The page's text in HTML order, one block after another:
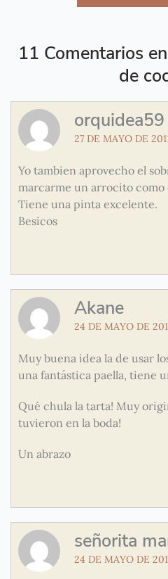
11 Comentarios
de
orquidea59
27 DE MAYO DE
Yo tambien aprovecho el
marcarme un arrocito como
Tiene una pinta excelente.
Besicos
Akane
24 DE MAYO DE
Muy buena idea la de usar
una fantástica paella, tiene
Qué chula la tarta! Muy
tuvieron en la boda!
Un abrazo
señorita
24 DE MAYO DE